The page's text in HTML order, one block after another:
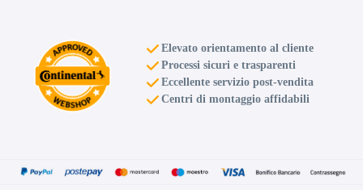
Elevato orientamento al cliente
Processi sicuri e trasparenti
Eccellente servizio post-vendita
Centri di montaggio affidabili